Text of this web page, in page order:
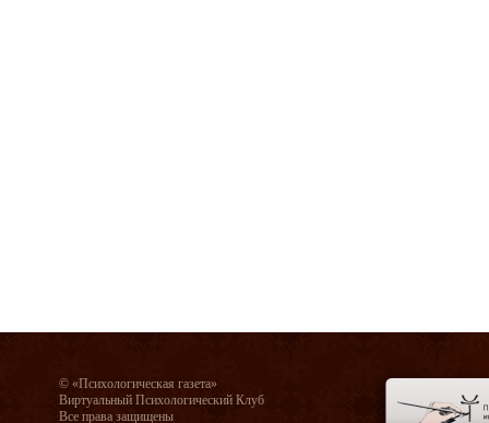
© «Психологическая газета»
Виртуальный Психологический Клуб
Все права защищены